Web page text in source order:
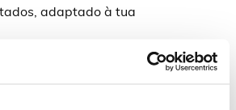
adaptado à tua
de acordo com o teu